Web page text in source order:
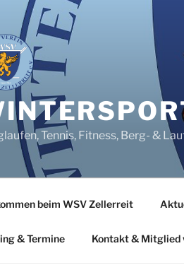
Tennis, Fitness, Berg- &
beim WSV Zellerreit
& Termine Kontakt & Mitglied